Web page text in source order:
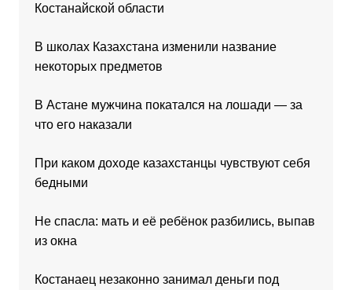
Костанайской области
В школах Казахстана изменили название
некоторых предметов
В Астане мужчина покатался на лошади — за
что его наказали
При каком доходе казахстанцы чувствуют себя
бедными
Не спасла: мать и её ребёнок разбились, выпав
из окна
Костанаец незаконно занимал деньги под